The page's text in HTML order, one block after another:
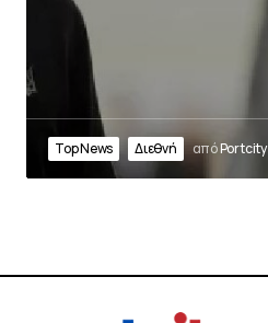
Top News Διεθνή απόPortcity